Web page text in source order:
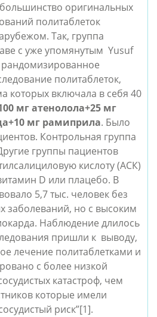
оригинальных
политаблеток
Так, группа
с уже упомянутым Yusuf
рандомизированное
политаблеток,
которых включала в себя 40
мг атенолола+25 мг
мг рамиприла. Было
Контрольная группа
группы пациентов
кислоту (АСК)
D или плацебо. В
5,7 тыс. человек без
заболеваний, но с высоким
Наблюдение длилось
пришли к выводу,
лечение политаблетками и
с более низкой
катастроф, чем
которые имели
риск”[1].